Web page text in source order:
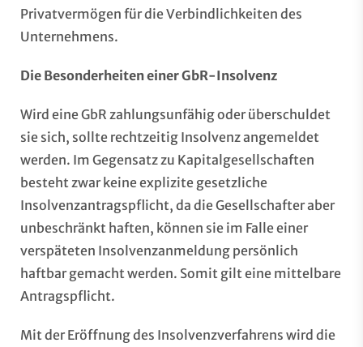
Privatvermögen für die Verbindlichkeiten des
Unternehmens.
Die Besonderheiten einer GbR-Insolvenz
Wird eine GbR zahlungsunfähig oder überschuldet
sie sich, sollte rechtzeitig Insolvenz angemeldet
werden. Im Gegensatz zu Kapitalgesellschaften
besteht zwar keine explizite gesetzliche
Insolvenzantragspflicht, da die Gesellschafter aber
unbeschränkt haften, können sie im Falle einer
verspäteten Insolvenzanmeldung persönlich
haftbar gemacht werden. Somit gilt eine mittelbare
Antragspflicht.
Mit der Eröffnung des Insolvenzverfahrens wird die